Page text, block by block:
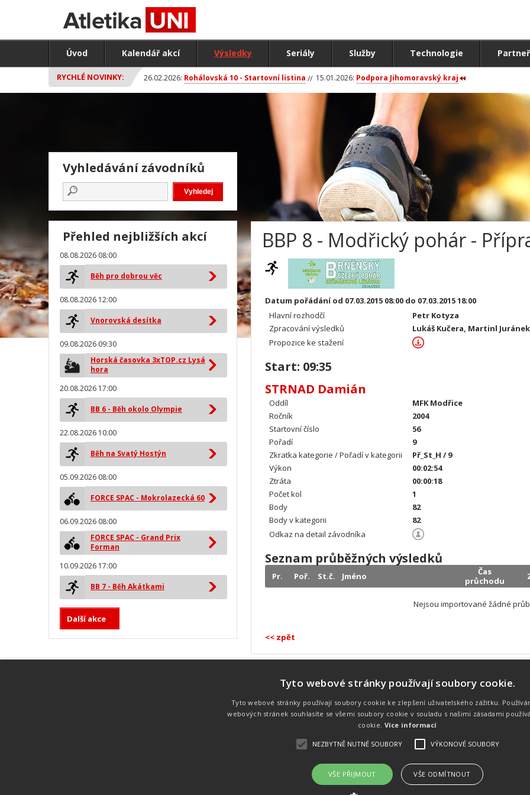
Úvod Kalendář akcí Výsledky Seriály Služby Technologie
RYCHLÉ NOVINKY: 26.02.2026: Rohálovská 10 - Startovní listina 15.01.2026: Podpora Jihomoravský kraj
BBP 8 - Modřický pohár -
Datum pořádání od 07.03.2015 08:00 do 07.03.2015 18:00
Hlavní rozhodčí
Petr Kotyza
Zpracování výsledků
Lukáš Kučera, Martinl Juránek
Propozice ke stažení
Start: 09:35
STRNAD Damián
Oddíl
MFK Modřice
Ročník
2004
Startovní číslo
56
Pořadí
9
Zkratka kategorie / Pořadí v kategorii
Př_St_H / 9
Výkon
00:02:54
Ztráta
00:00:18
Počet kol
1
Body
82
Body v kategorii
82
Odkaz na detail závodníka
Seznam průběžných výsledků
Pr. Poř. St.č. Jméno
Čas
průchodu
Nejsou importované žádné
<< zpět
Vyhledávání závodníků
Přehled nejbližších akcí
08.08.2026 08:00
Běh pro dobrou věc
08.08.2026 12:00
Vnorovská desítka
09.08.2026 09:30
Horská časovka 3xTOP.cz Lysá
hora
20.08.2026 17:00
BB 6 - Běh okolo Olympie
22.08.2026 10:00
Běh na Svatý Hostýn
05.09.2026 08:00
FORCE SPAC - Mokrolazecká 60
06.09.2026 08:00
FORCE SPAC - Grand Prix
Forman
10.09.2026 17:00
BB 7 - Běh Akátkami
Další akce
technologie od společnosti MYLAPS. Tato
technologie je používána na olympijských
Náš tým
Náš tým je schopen na profesionální
úrovni zajistit pořádání sportovních
soutěží. Organizaci závodů, registraci na
místě, měření, zpracování a publikaci
. Publikování a šíření obsahu je bez písemného souhlasu
Úvod Kalendář akcí
Tyto webové stránky používají soubory cookie.
Tyto webové stránky používají soubory cookie ke zlepšení uživatelského zážitku.
webových stránek souhlasíte se všemi soubory cookie v souladu s našimi zásadami
cookie. Více informací
NEZBYTNĚ NUTNÉ SOUBORY VÝKONOVÉ SOUBORY
VŠE PŘIJMOUT VŠE ODMÍTNOUT